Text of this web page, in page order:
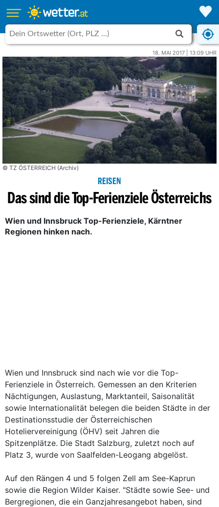
18. MAI 2017 | 13:09 UHR
© TZ ÖSTERREICH (Archiv)
REISEN
Das sind die Top-Ferienziele Österreichs
Wien und Innsbruck Top-Ferienziele, Kärntner
Regionen hinken nach.
Wien und Innsbruck sind nach wie vor die Top-
Ferienziele in Österreich. Gemessen an den Kriterien
Nächtigungen, Auslastung, Marktanteil, Saisonalität
sowie Internationalität belegen die beiden Städte in der
Destinationsstudie der Österreichischen
Hoteliervereinigung (ÖHV) seit Jahren die
Spitzenplätze. Die Stadt Salzburg, zuletzt noch auf
Platz 3, wurde von Saalfelden-Leogang abgelöst.
Auf den Rängen 4 und 5 folgen Zell am See-Kaprun
sowie die Region Wilder Kaiser. "Städte sowie See- und
Bergregionen, die ein Ganzjahresangebot haben, sind